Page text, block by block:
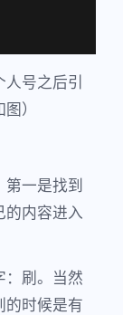
号之后引
）
一是找到
的内容进入
：刷。当然
的时候是有